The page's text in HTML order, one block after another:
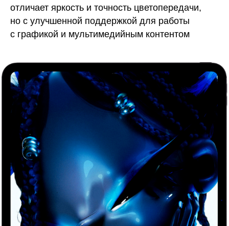
отличает яркость и точность цветопередачи,
но с улучшенной поддержкой для работы
с графикой и мультимедийным контентом